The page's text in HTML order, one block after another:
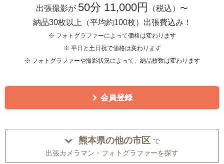
出張撮影が 50分 11,000円
（税込）〜
納品30枚以上（平均約100枚）出張費込み！
※ フォトグラファーによって価格は変わります
※ 平日と土日祝で価格は変わります
※ フォトグラファーや撮影状況によって、納品枚数は変わります
会員登録
熊本県の他の市区 で
出張カメラマン・フォトグラファーを探す